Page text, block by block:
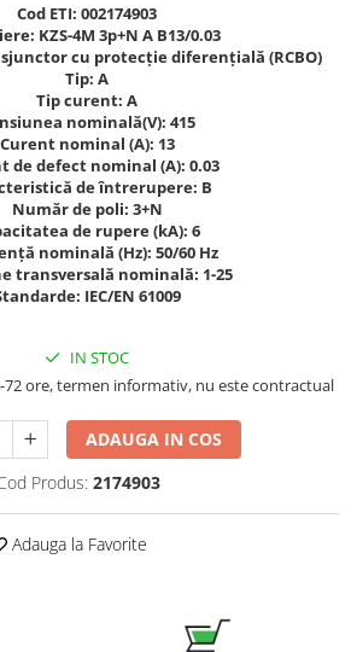
energie
complete
de putere
case de
profesionale
casă
Cod ETI: 002174903
KZS-4M 3p+N A B13/0.03
cu protecție diferențială (RCBO)
Tip: A
Tip curent: A
nominală(V): 415
Curent nominal (A): 13
de defect nominal (A): 0.03
de întrerupere: B
Număr de poli: 3+N
de rupere (kA): 6
nominală (Hz): 50/60 Hz
transversală nominală: 1-25
IEC/EN 61009
IN STOC
72 ore, termen informativ, nu este contractual
ADAUGA IN COS
Produs: 2174903
Adauga la Favorite